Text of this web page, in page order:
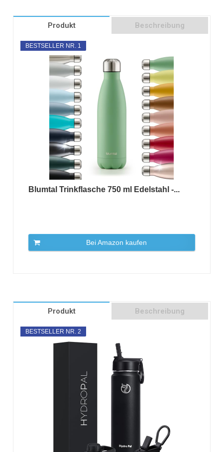
Produkt Beschreibung
BESTSELLER NR. 1
Blumtal Trinkflasche 750 ml Edelstahl -...
Bei Amazon kaufen
Produkt Beschreibung
BESTSELLER NR. 2